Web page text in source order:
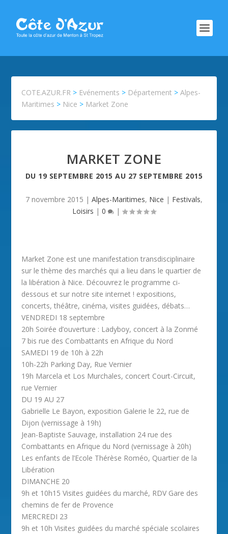
COTE.AZUR.FR > Evénements > Département >Alpes-
Maritimes > Nice > Market Zone
MARKET ZONE
DU 19 SEPTEMBRE 2015 AU 27 SEPTEMBRE 2015
7 novembre 2015 | Alpes-Maritimes, Nice | Festivals,
Loisirs | 0 |
Market Zone est une manifestation transdisciplinaire
sur le thème des marchés qui a lieu dans le quartier de
la libération à Nice. Découvrez le programme ci-
dessous et sur notre site internet ! expositions,
concerts, théâtre, cinéma, visites guidées, débats…
VENDREDI 18 septembre
20h Soirée d’ouverture : Ladyboy, concert à la Zonmé
7 bis rue des Combattants en Afrique du Nord
SAMEDI 19 de 10h à 22h
10h-22h Parking Day, Rue Vernier
19h Marcela et Los Murchales, concert Court-Circuit,
rue Vernier
DU 19 AU 27
Gabrielle Le Bayon, exposition Galerie le 22, rue de
Dijon (vernissage à 19h)
Jean-Baptiste Sauvage, installation 24 rue des
Combattants en Afrique du Nord (vernissage à 20h)
Les enfants de l’Ecole Thérèse Roméo, Quartier de la
Libération
DIMANCHE 20
9h et 10h15 Visites guidées du marché, RDV Gare des
chemins de fer de Provence
MERCREDI 23
9h et 10h Visites guidées du marché spéciale scolaires